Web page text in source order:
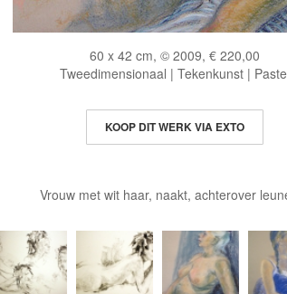
60 x 42 cm, © 2009, € 220,00
Tweedimensionaal | Tekenkunst |
KOOP DIT WERK VIA EXTO
Vrouw met wit haar, naakt, achterover